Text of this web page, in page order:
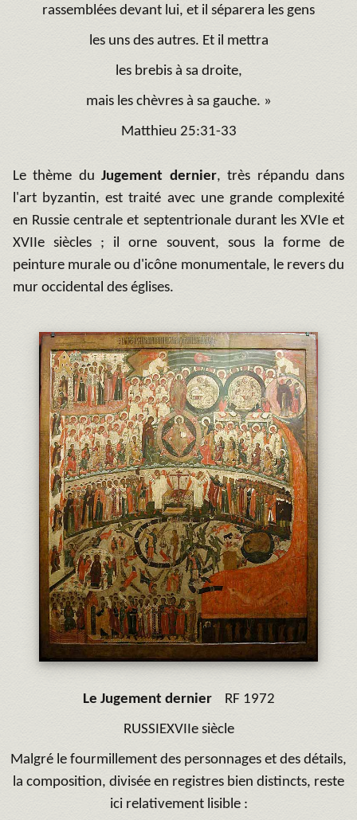
rassemblées devant lui, et il séparera les gens
les uns des autres. Et il mettra
les brebis à sa droite,
mais les chèvres à sa gauche. »
Matthieu 25:31-33
Le thème duJugement dernier, très répandu dans
l'art byzantin, est traité avec une grande complexité
en Russie centrale et septentrionale durant les XVIe et
XVIIe siècles ; il orne souvent, sous la forme de
peinture murale ou d'icône monumentale, le revers du
mur occidental des églises.
Le Jugement dernier
RF 1972
RUSSIEXVIIe siècle
Malgré le fourmillement des personnages et des détails,
la composition, divisée en registres bien distincts, reste
ici relativement lisible :